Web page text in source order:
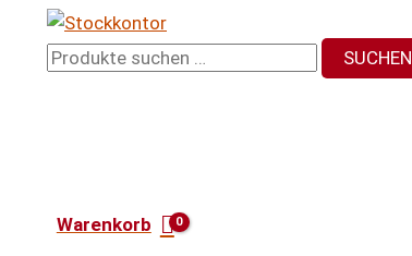
InhaltSuchen
SUCHEN
Warenkorb